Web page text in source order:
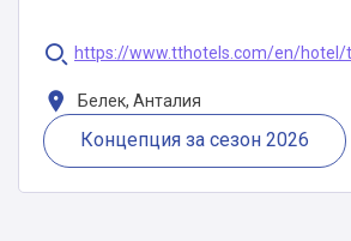
https://www.tthotels.com/en/hotel/
Белек, Анталия
Концепция за сезон 2026